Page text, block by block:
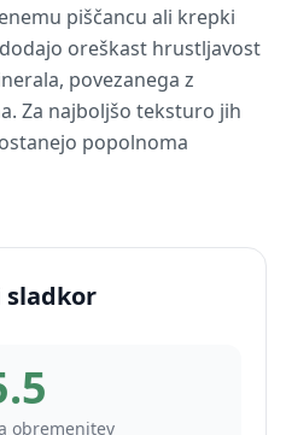
piščancu ali krepki
oreškast hrustljavost
povezanega z
Za najboljšo teksturo jih
popolnoma
sladkor
obremenitev